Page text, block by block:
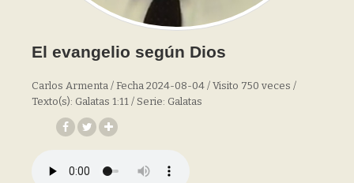
El evangelio según Dios
Carlos Armenta / Fecha 2024-08-04 / Visito 750 veces /
Texto(s): Galatas 1:11 / Serie: Galatas